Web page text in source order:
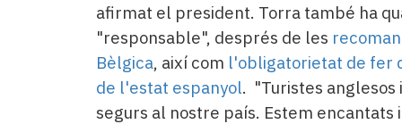
afirmat el president. Torra també ha
"responsable", després de les
Bèlgica, així com l'obligatorietat de fer
de l'estat espanyol. "Turistes anglesos
segurs al nostre país. Estem